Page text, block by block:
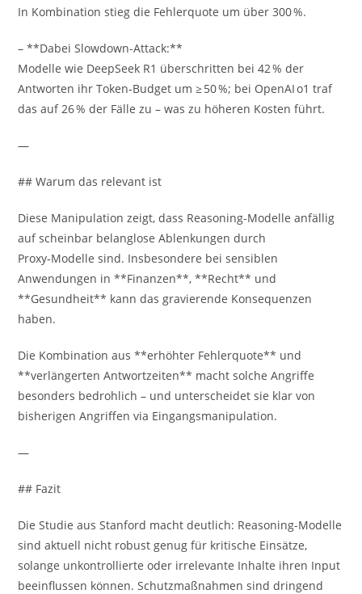
In Kombination stieg die Fehlerquote um über 300 %.
– **Dabei Slowdown-Attack:**
Modelle wie DeepSeek R1 überschritten bei 42 % der
Antworten ihr Token‑Budget um ≥ 50 %; bei OpenAI o1 traf
das auf 26 % der Fälle zu – was zu höheren Kosten führt.
—
## Warum das relevant ist
Diese Manipulation zeigt, dass Reasoning-Modelle anfällig
auf scheinbar belanglose Ablenkungen durch
Proxy‑Modelle sind. Insbesondere bei sensiblen
Anwendungen in **Finanzen**, **Recht** und
**Gesundheit** kann das gravierende Konsequenzen
haben.
Die Kombination aus **erhöhter Fehlerquote** und
**verlängerten Antwortzeiten** macht solche Angriffe
besonders bedrohlich – und unterscheidet sie klar von
bisherigen Angriffen via Eingangsmanipulation.
—
## Fazit
Die Studie aus Stanford macht deutlich: Reasoning-Modelle
sind aktuell nicht robust genug für kritische Einsätze,
solange unkontrollierte oder irrelevante Inhalte ihren Input
beeinflussen können. Schutzmaßnahmen sind dringend